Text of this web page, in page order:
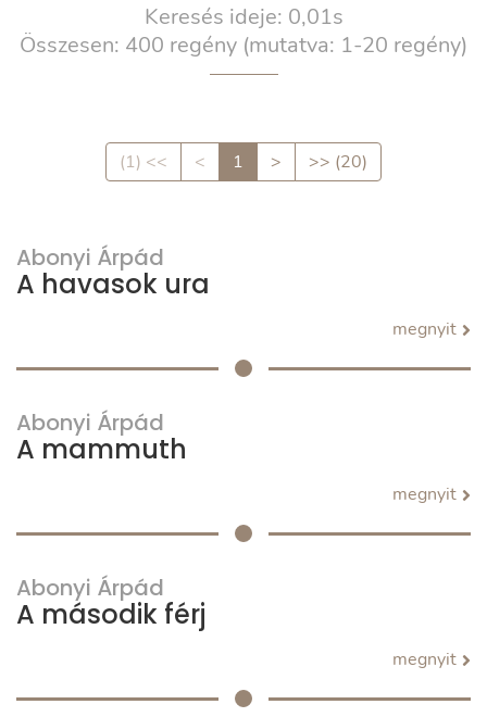
Keresés ideje: 0,01s
Összesen: 400 regény (mutatva: 1-20 regény)
(1) << < 1 > >> (20)
Abonyi Árpád
A havasok ura
megnyit
Abonyi Árpád
A mammuth
megnyit
Abonyi Árpád
A második férj
megnyit